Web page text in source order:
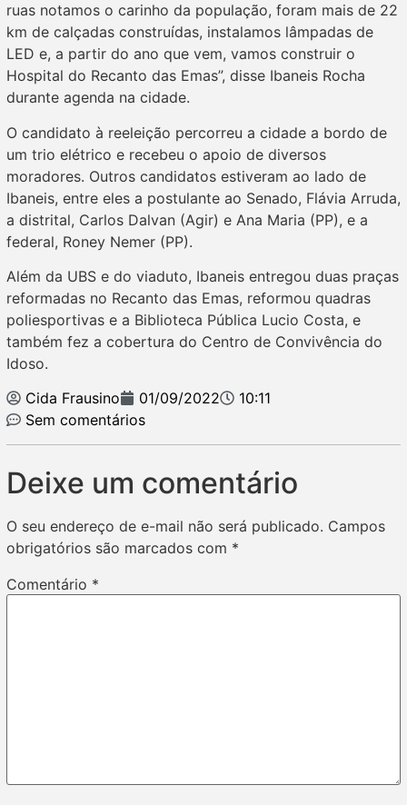
ruas notamos o carinho da população, foram mais de 22
km de calçadas construídas, instalamos lâmpadas de
LED e, a partir do ano que vem, vamos construir o
Hospital do Recanto das Emas”, disse Ibaneis Rocha
durante agenda na cidade.
O candidato à reeleição percorreu a cidade a bordo de
um trio elétrico e recebeu o apoio de diversos
moradores. Outros candidatos estiveram ao lado de
Ibaneis, entre eles a postulante ao Senado, Flávia Arruda,
a distrital, Carlos Dalvan (Agir) e Ana Maria (PP), e a
federal, Roney Nemer (PP).
Além da UBS e do viaduto, Ibaneis entregou duas praças
reformadas no Recanto das Emas, reformou quadras
poliesportivas e a Biblioteca Pública Lucio Costa, e
também fez a cobertura do Centro de Convivência do
Idoso.
Cida Frausino
01/09/2022
10:11
Sem comentários
Deixe um comentário
O seu endereço de e-mail não será publicado. Campos
obrigatórios são marcados com *
Comentário *